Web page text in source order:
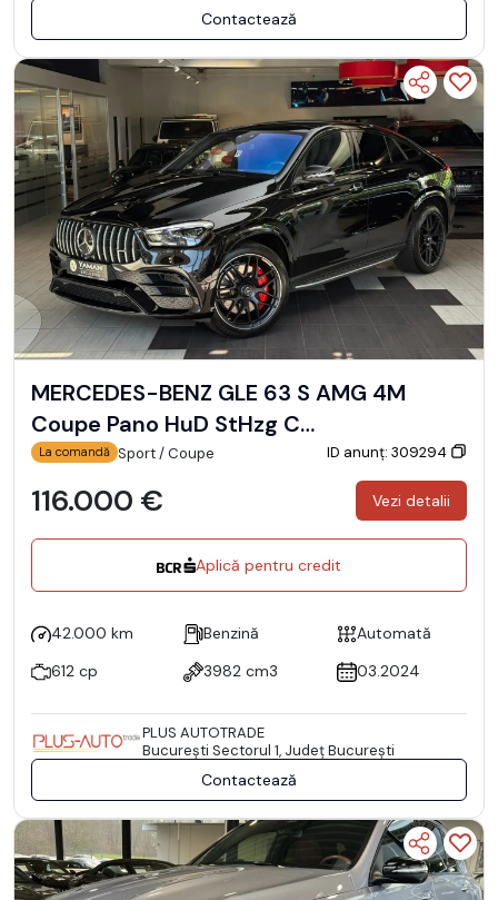
Contactează
MERCEDES-BENZ GLE 63 S AMG 4M
Coupe Pano HuD StHzg C…
La comandă Sport / Coupe ID anunț: 309294
116.000 € Vezi detalii
Aplică pentru credit
42.000 km Benzină
Automată
612 cp
3982 cm3 03.2024
PLUS AUTOTRADE
Bucureşti Sectorul 1, Județ București
Contactează